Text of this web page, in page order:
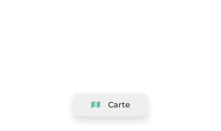
Carte